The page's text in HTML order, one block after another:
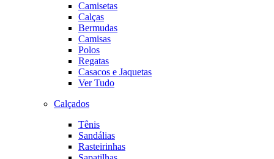
Camisetas
Calças
Bermudas
Camisas
Polos
Regatas
Casacos e Jaquetas
Ver Tudo
Calçados
Tênis
Sandálias
Rasteirinhas